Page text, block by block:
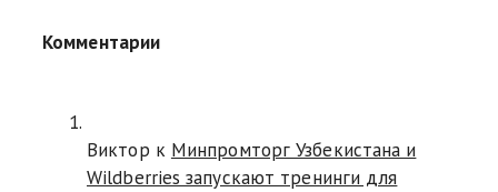
Комментарии
Виктор к Минпромторг Узбекистана и
Wildberries запускают тренинги для